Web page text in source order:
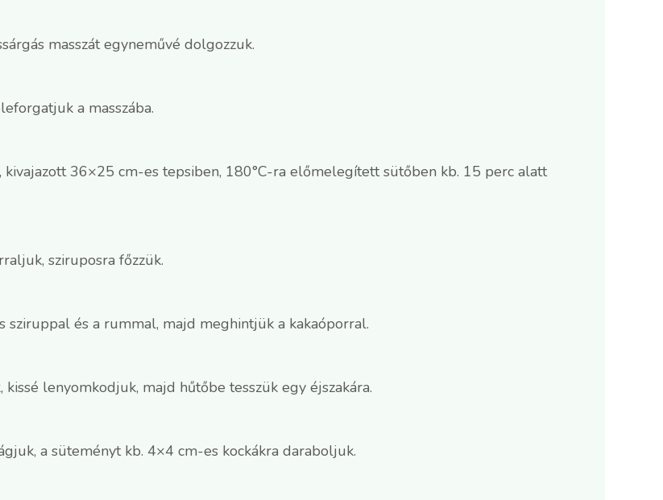
masszát egyneművé dolgozzuk.
a masszába.
36×25 cm-es tepsiben, 180°C-ra előmelegített sütőben kb. 15 perc alatt
sziruposra főzzük.
és a rummal, majd meghintjük a kakaóporral.
lenyomkodjuk, majd hűtőbe tesszük egy éjszakára.
a süteményt kb. 4×4 cm-es kockákra daraboljuk.